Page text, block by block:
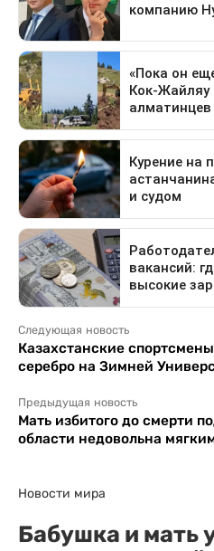
Следующая новость
Казахстанские
серебро на Зимней
Предыдущая новость
Мать избитого до смерти
области недовольна
Новости мира
Бабушка и мать